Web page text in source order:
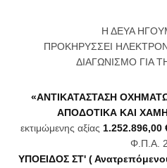
Η ΔΕΥΑ
ΠΡΟΚΗΡΥΣΣΕΙ
ΔΙΑΓΩΝΙΣΜΟ ΓΙΑ
«ΑΝΤΙΚΑΤΑΣΤΑΣΗ
ΑΠΟΔΟΤΙΚΑ ΚΑΙ
εκτιμώμενης αξίας 1.252.896,00
Φ.Π.Α.
ΥΠΟΕΙΔΟΣ ΣΤ' (